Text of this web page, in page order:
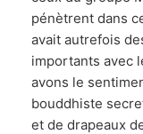
pénètrent dans
avait autrefois
importants avec
avons le
bouddhiste
et de drapeaux